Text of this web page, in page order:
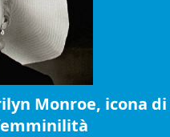
Monroe, icona di